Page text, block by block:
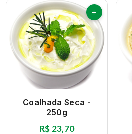
Coalhada Seca -
250g
R$ 23,70